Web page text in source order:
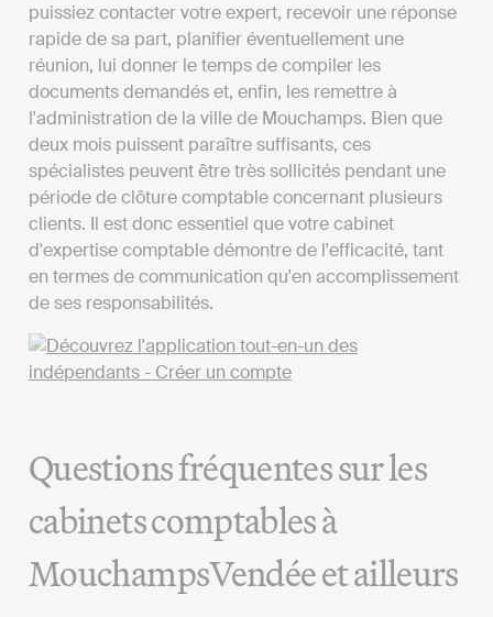
puissiez contacter votre expert, recevoir une réponse
rapide de sa part, planifier éventuellement une
réunion, lui donner le temps de compiler les
documents demandés et, enfin, les remettre à
l'administration de la ville de Mouchamps. Bien que
deux mois puissent paraître suffisants, ces
spécialistes peuvent être très sollicités pendant une
période de clôture comptable concernant plusieurs
clients. Il est donc essentiel que votre cabinet
d'expertise comptable démontre de l'efficacité, tant
en termes de communication qu'en accomplissement
de ses responsabilités.
Questions fréquentes sur les
cabinets comptables à
MouchampsVendée et ailleurs